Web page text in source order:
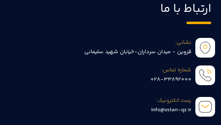
ارتباط با ما
نشانی:
قزوین - میدان سرداران-خیابان شهید سلیمانی
شماره تماس:
028-33892000
پست الکترونیک:
info@ostan-qz.ir